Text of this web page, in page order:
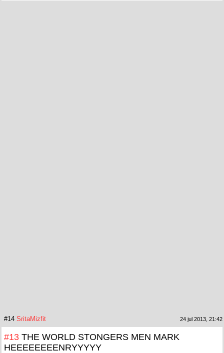
#14 SritaMizfit 24 jul 2013, 21:42
#13 THE WORLD STONGERS MEN MARK
HEEEEEEEENRYYYYY